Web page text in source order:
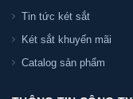
Tin tức két sắt
Két sắt khuyến mãi
Catalog sản phẩm